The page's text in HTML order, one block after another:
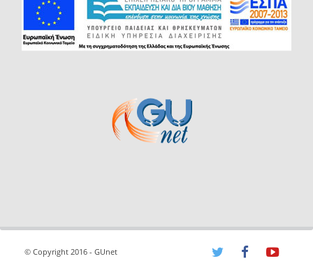
© Copyright 2016 - GUnet